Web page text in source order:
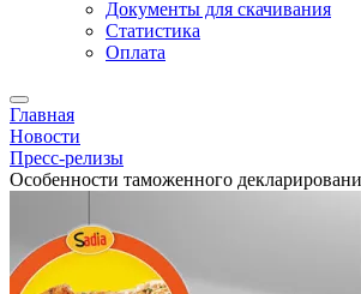
Документы для скачивания
Статистика
Оплата
Главная
Новости
Пресс-релизы
Особенности таможенного